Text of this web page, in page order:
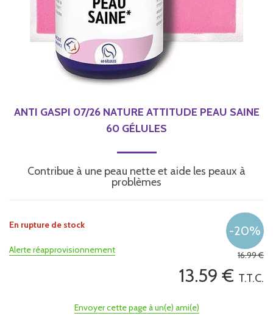
ANTI GASPI 07/26 NATURE ATTITUDE PEAU SAINE
60 GÉLULES
Contribue à une peau nette et aide les peaux à
problèmes
16.99€
13.59 € T.T.C.
En rupture de stock
Alerte réapprovisionnement
Envoyer cette page à un(e) ami(e)